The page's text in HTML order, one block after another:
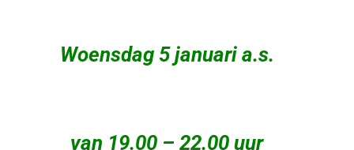
Woensdag 5 januari a.s.
van 19.00 – 22.00 uur